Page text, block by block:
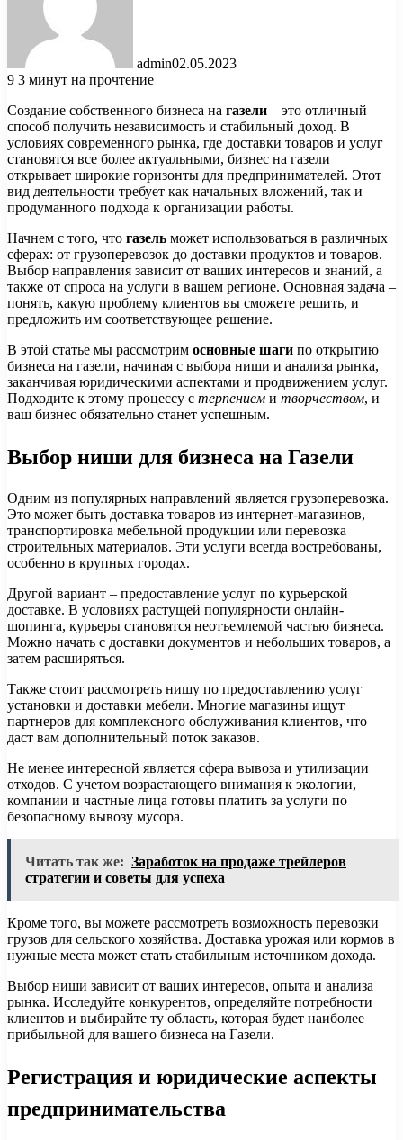
admin02.05.2023
9 3 минут на прочтение
Создание собственного бизнеса на газели – это отличный
способ получить независимость и стабильный доход. В
условиях современного рынка, где доставки товаров и услуг
становятся все более актуальными, бизнес на газели
открывает широкие горизонты для предпринимателей. Этот
вид деятельности требует как начальных вложений, так и
продуманного подхода к организации работы.
Начнем с того, что газель может использоваться в различных
сферах: от грузоперевозок до доставки продуктов и товаров.
Выбор направления зависит от ваших интересов и знаний, а
также от спроса на услуги в вашем регионе. Основная задача –
понять, какую проблему клиентов вы сможете решить, и
предложить им соответствующее решение.
В этой статье мы рассмотрим основные шаги по открытию
бизнеса на газели, начиная с выбора ниши и анализа рынка,
заканчивая юридическими аспектами и продвижением услуг.
Подходите к этому процессу с терпением и творчеством, и
ваш бизнес обязательно станет успешным.
Выбор ниши для бизнеса на Газели
Одним из популярных направлений является грузоперевозка.
Это может быть доставка товаров из интернет-магазинов,
транспортировка мебельной продукции или перевозка
строительных материалов. Эти услуги всегда востребованы,
особенно в крупных городах.
Другой вариант – предоставление услуг по курьерской
доставке. В условиях растущей популярности онлайн-
шопинга, курьеры становятся неотъемлемой частью бизнеса.
Можно начать с доставки документов и небольших товаров, а
затем расширяться.
Также стоит рассмотреть нишу по предоставлению услуг
установки и доставки мебели. Многие магазины ищут
партнеров для комплексного обслуживания клиентов, что
даст вам дополнительный поток заказов.
Не менее интересной является сфера вывоза и утилизации
отходов. С учетом возрастающего внимания к экологии,
компании и частные лица готовы платить за услуги по
безопасному вывозу мусора.
Читать так же: Заработок на продаже трейлеров
стратегии и советы для успеха
Кроме того, вы можете рассмотреть возможность перевозки
грузов для сельского хозяйства. Доставка урожая или кормов в
нужные места может стать стабильным источником дохода.
Выбор ниши зависит от ваших интересов, опыта и анализа
рынка. Исследуйте конкурентов, определяйте потребности
клиентов и выбирайте ту область, которая будет наиболее
прибыльной для вашего бизнеса на Газели.
Регистрация и юридические аспекты
предпринимательства